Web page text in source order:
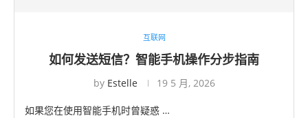
互联网
如何发送短信？智能手机操作分步指南
by Estelle 19 5 月, 2026
如果您在使用智能手机时曾疑惑 …